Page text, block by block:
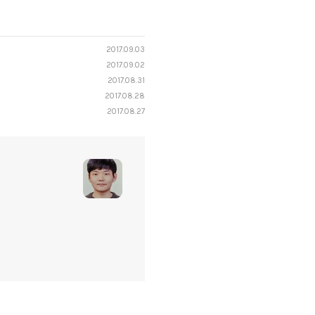
2017.09.03
2017.09.02
2017.08.31
2017.08.28
2017.08.27